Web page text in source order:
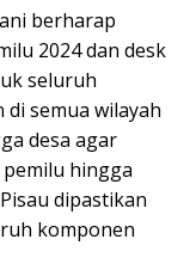
berharap
2024 dan desk
seluruh
semua wilayah
desa agar
hingga
dipastikan
komponen